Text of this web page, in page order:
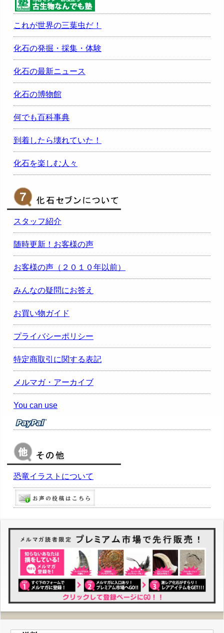
これが世界の三葉虫だ！
化石の発掘・採集・体験
化石の最新ニュース
化石の博物館
何でも百科事典
到着したら壊れていた！
化石を楽しむ人々
スタッフ紹介
随時更新！お客様の声
お客様の声（２０１０年以前）
みんなの疑問にお答え
お買い物ガイド
プライバシーポリシー
特定商取引に関する表記
メルマガ・アーカイブ
You can use
恐竜イラストについて